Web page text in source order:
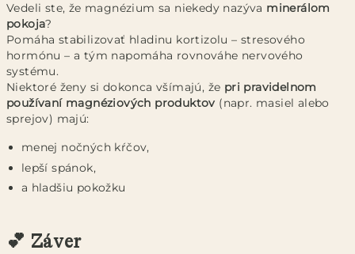
Vedeli ste, že magnézium sa niekedy nazýva minerálom
pokoja?
Pomáha stabilizovať hladinu kortizolu – stresového
hormónu – a tým napomáha rovnováhe nervového
systému.
Niektoré ženy si dokonca všímajú, že pri pravidelnom
používaní magnéziových produktov (napr. masiel alebo
sprejov) majú:
menej nočných kŕčov,
lepší spánok,
a hladšiu pokožku
💕 Záver